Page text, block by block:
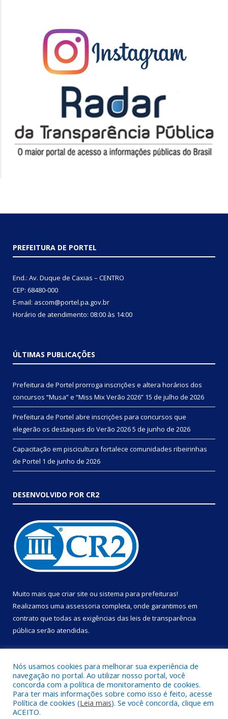
PREFEITURA DE PORTEL
End.: Av. Duque de Caxias – CENTRO
CEP: 68480-000
E-mail: ascom@portel.pa.gov.br
Horário de atendimento: 08:00 às 14:00
ÚLTIMAS PUBLICAÇÕES
Prefeitura de Portel prorroga inscrições e altera horários dos
concursos “Musa” e “Miss Mix Verão 2026” 15 de julho de 2026
Prefeitura de Portel abre inscrições para concursos que
elegerão os destaques do Verão 20265 de junho de 2026
Capacitação em piscicultura fortalece comunidades ribeirinhas
de Portel 1 de junho de 2026
DESENVOLVIDO POR CR2
Muito mais que criar site ou sistema para prefeituras!
Realizamos uma assessoria completa, onde garantimos em
contrato que todas as exigências das leis de transparência
pública serão atendidas.
Todos os direitos reservados a Prefeitura Municipal de Portel.
Nós usamos cookies para melhorar sua experiência de
navegação no portal. Ao utilizar nosso portal, você
concorda com a política de monitoramento de cookies.
Para ter mais informações sobre como isso é feito, acesse
Política de cookies (Leia mais). Se você concorda, clique em
ACEITO.